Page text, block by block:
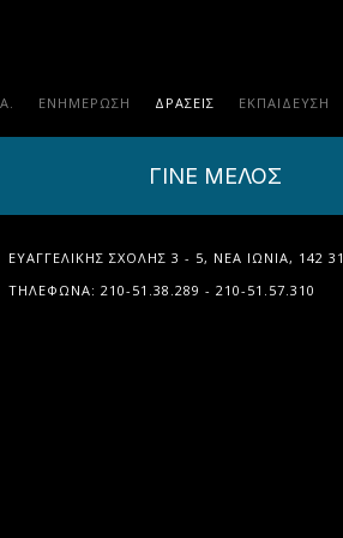
ΕΝΗΜΕΡΩΣΗ ΔΡΑΣΕΙΣ ΕΚΠΑΊΔΕΥΣΗ
ΓΙΝΕ ΜΕΛΟΣ
ΕΥΑΓΓΕΛΙΚΉΣ ΣΧΟΛΉΣ 3 - 5, ΝΈΑ ΙΩΝΊΑ, 142 31
ΤΗΛΈΦΩΝΑ: 210-51.38.289 - 210-51.57.310